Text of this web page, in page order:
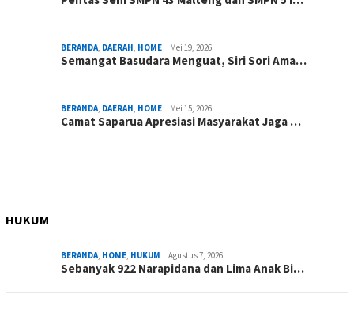
BERANDA, DAERAH, HOME Mei 19, 2026
Semangat Basudara Menguat, Siri Sori Ama…
BERANDA, DAERAH, HOME Mei 15, 2026
Camat Saparua Apresiasi Masyarakat Jaga …
HUKUM
BERANDA, HOME, HUKUM Agustus 7, 2026
Sebanyak 922 Narapidana dan Lima Anak Bi…